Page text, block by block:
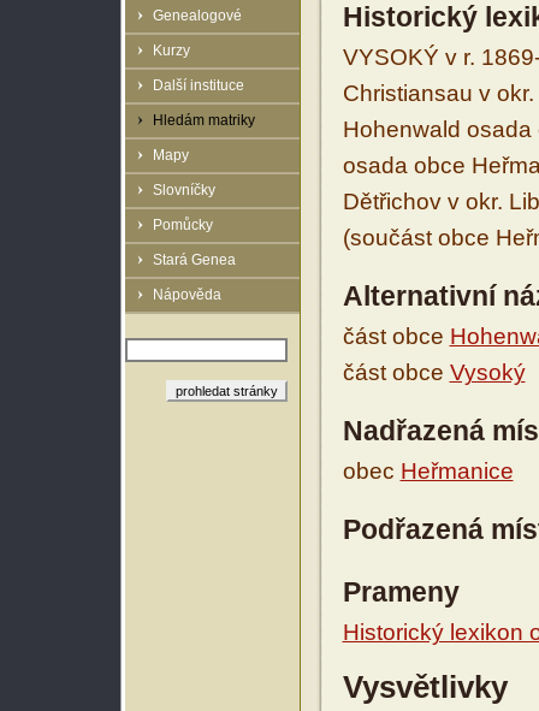
Genealogové
Kurzy
Další instituce
Hledám matriky
Mapy
Slovníčky
Pomůcky
Stará Genea
Nápověda
Historický
VYSOKÝ v r.
Christiansau v
Hohenwald osada
osada obce
Dětřichov v okr.
(součást obce
Alternativní
část obce
část obce Vysoký
Nadřazená
obec Heřmanice
Podřazená
Prameny
Historický lexikon
Vysvětlivky